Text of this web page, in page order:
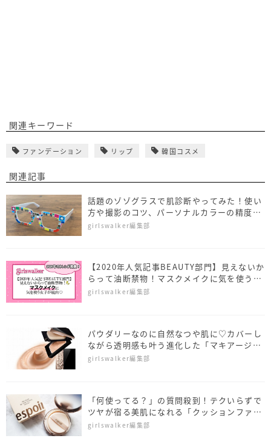
関連キーワード
ファンデーション リップ 韓国コスメ
関連記事
話題のゾゾグラスで肌診断やってみた！使い
方や撮影のコツ、パーソナルカラーの精度
は？
girlswalker編集部
【2020年人気記事BEAUTY部門】見えないか
らって油断禁物！マスクメイクに気を使う女
子が続出♡
girlswalker編集部
パウダリーなのに自然なつや肌に♡カバーし
ながら透明感も叶う進化した「マキアージ
ュ」の人気ファンデ
girlswalker編集部
「何使ってる？」の質問殺到！テクいらずで
ツヤが宿る美肌になれる「クッションファン
デ」
girlswalker編集部